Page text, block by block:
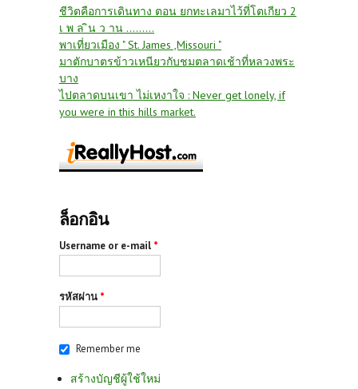
ชีวิตคือการเดินทาง ตอน ยกทะเลมาไว้ที่โตเกียว 2
เ พ ล ิน ว าน .........
พาเที่ยวเมือง " St. James ,Missouri "
มาตักบาตรข้าวเหนียวกับชมตลาดเช้าที่หลวงพระ
บาง
ไปตลาดบนเขา ไม่เหงาใจ : Never get lonely, if
you were in this hills market.
ล็อกอิน
Username or e-mail *
รหัสผ่าน *
Remember me
สร้างบัญชีผู้ใช้ใหม่